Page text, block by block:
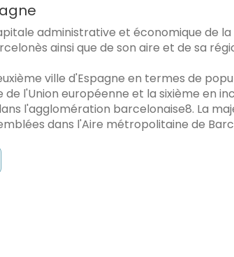
administrative et économique de
ainsi que de son aire et de sa
ville d'Espagne en termes de
l'Union européenne et la sixième en
l'agglomération barcelonaise8. La
dans l'Aire métropolitaine de